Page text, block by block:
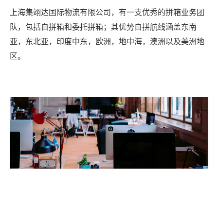
上海集翊达国际物流有限公司，有一支优秀的拼箱业务团
队，包括自拼箱和委托拼箱；其优势自拼航线涵盖东南
亚，东北亚，印度中东，欧洲，地中海，澳洲以及美洲地
区。